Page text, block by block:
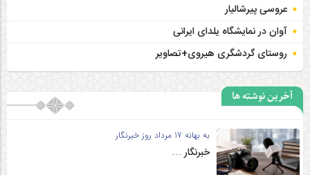
عروسی پیرشالیار
آوان در نمایشگاه یلدای ایرانی
روستای گردشگری هیروی+تصاویر
آخرین نوشته ها
به بهانه 17 مرداد روز خبرنگار
خبرنگار …